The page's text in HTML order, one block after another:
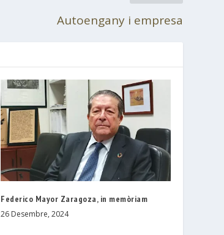
Autoengany i empresa
Federico Mayor Zaragoza, in memòriam
26 Desembre, 2024